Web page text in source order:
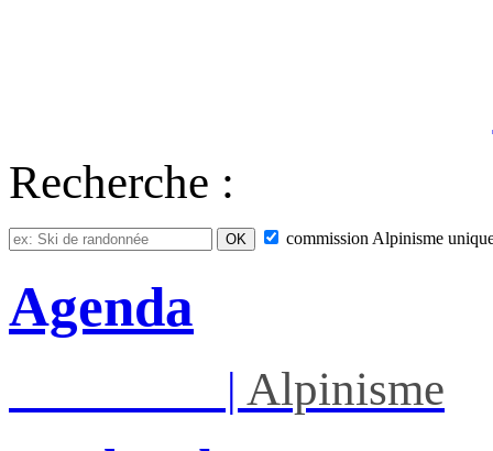
Recherche :
commission Alpinisme
Agenda
| Alpinisme